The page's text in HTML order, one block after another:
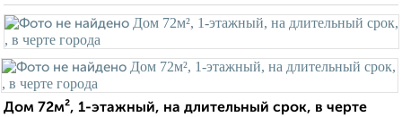
Дом 72м², 1-этажный, на длительный срок, в черте